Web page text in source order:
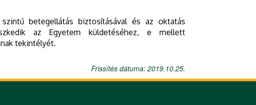
betegellátás biztosításával és az oktatás
az Egyetem küldetéséhez, e mellett
tekintélyét.
Frissítés dátuma: 2019.10.25.